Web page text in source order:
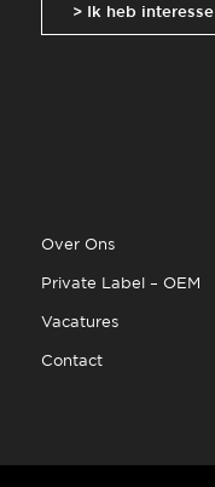
> Ik heb interesse
Over Ons
Private Label – OEM
Vacatures
Contact